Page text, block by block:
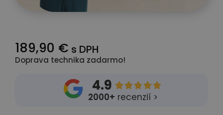
189,90 € s DPH
Doprava technika zadarmo!
4.9 
2000+ recenzií >